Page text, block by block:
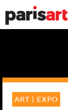
ART | EXPO